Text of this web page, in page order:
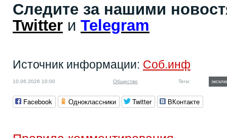
Следите за нашими
Twitter и Telegram
Источник информации: Соб.инф
10.06.2026 10:00 Общество Теги:
Facebook Одноклассники Twitter ВКонтакте